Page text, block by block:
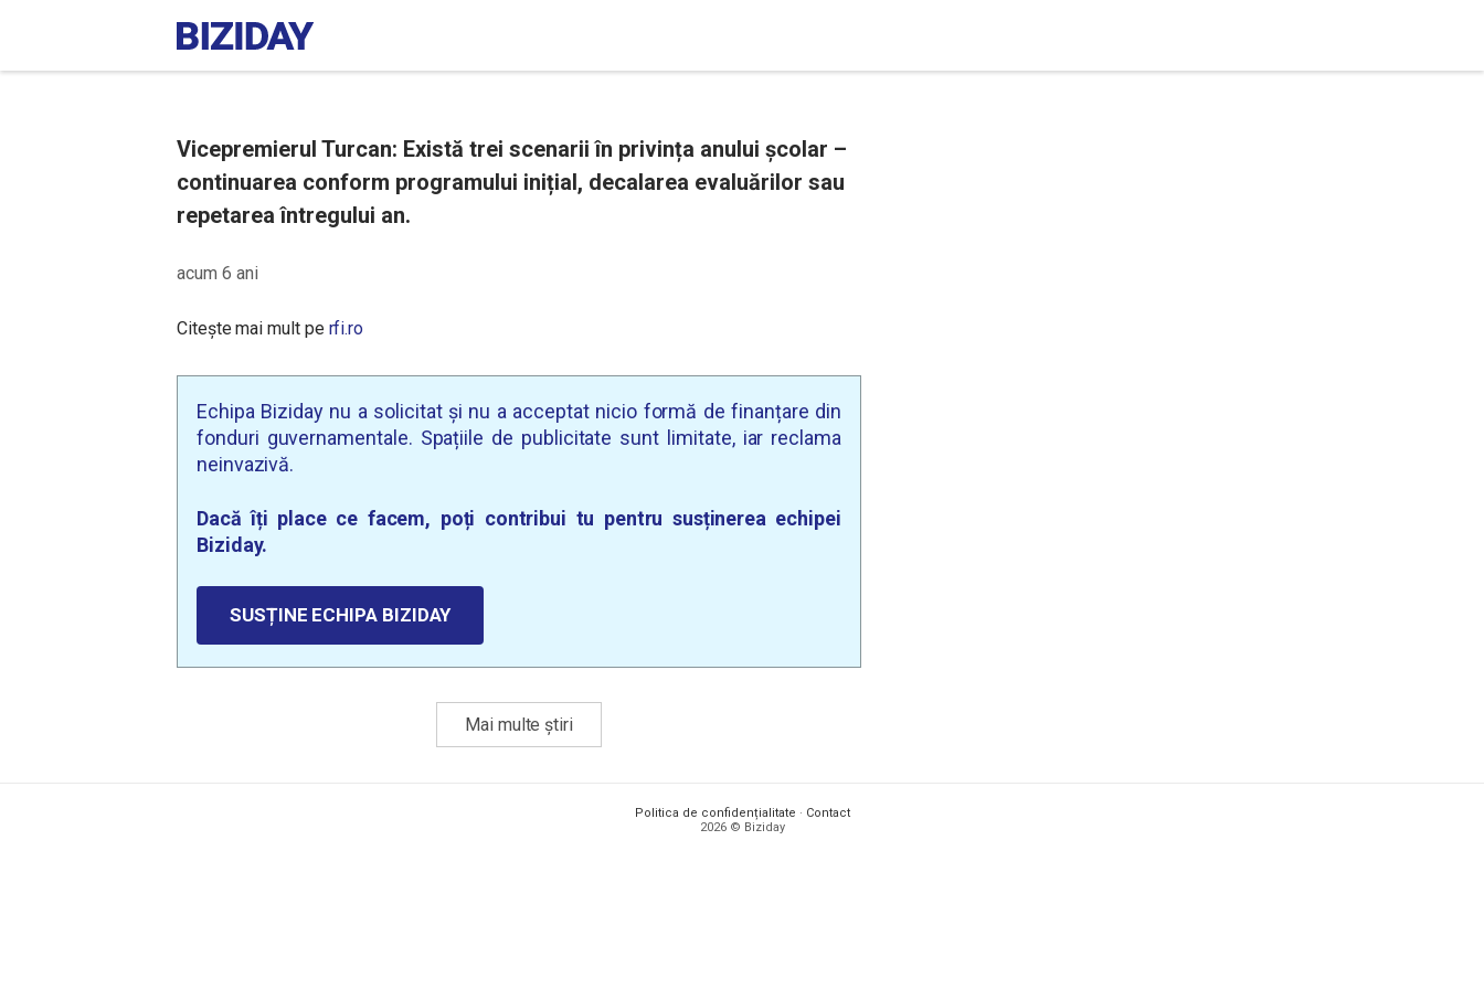
Vicepremierul Turcan: Există trei scenarii în privința anului școlar –
continuarea conform programului inițial, decalarea evaluărilor sau
repetarea întregului an.
acum 6 ani
Citește mai mult pe rfi.ro
Echipa Biziday nu a solicitat și nu a acceptat nicio formă de finanțare din
fonduri guvernamentale. Spațiile de publicitate sunt limitate, iar reclama
neinvazivă.
Dacă îți place ce facem, poți contribui tu pentru susținerea echipei
Biziday.
SUSȚINE ECHIPA BIZIDAY
Mai multe știri
Politica de confidențialitate · Contact
2026 © Biziday